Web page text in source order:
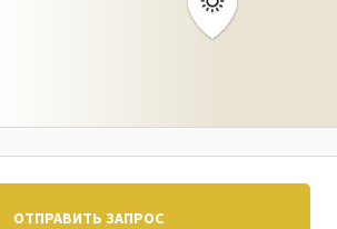
ОТПРАВИТЬ ЗАПРОС